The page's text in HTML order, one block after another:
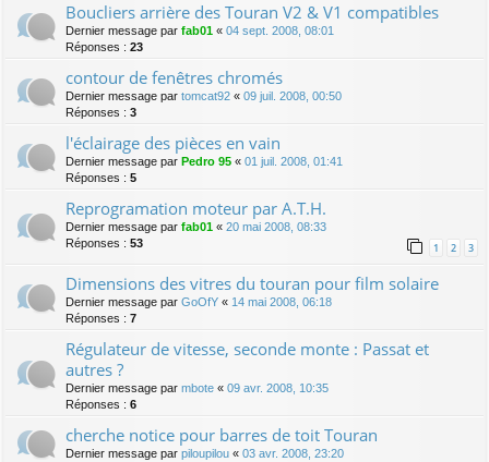
Boucliers arrière des Touran V2 & V1 compatibles
Dernier message par fab01 « 04 sept. 2008, 08:01
Réponses : 23
contour de fenêtres chromés
Dernier message par tomcat92 « 09 juil. 2008, 00:50
Réponses : 3
l'éclairage des pièces en vain
Dernier message par Pedro 95 « 01 juil. 2008, 01:41
Réponses : 5
Reprogramation moteur par A.T.H.
Dernier message par fab01 « 20 mai 2008, 08:33
Réponses : 53 1 2 3
Dimensions des vitres du touran pour film solaire
Dernier message par GoOfY « 14 mai 2008, 06:18
Réponses : 7
Régulateur de vitesse, seconde monte : Passat et
autres ?
Dernier message par mbote « 09 avr. 2008, 10:35
Réponses : 6
cherche notice pour barres de toit Touran
Dernier message par piloupilou « 03 avr. 2008, 23:20